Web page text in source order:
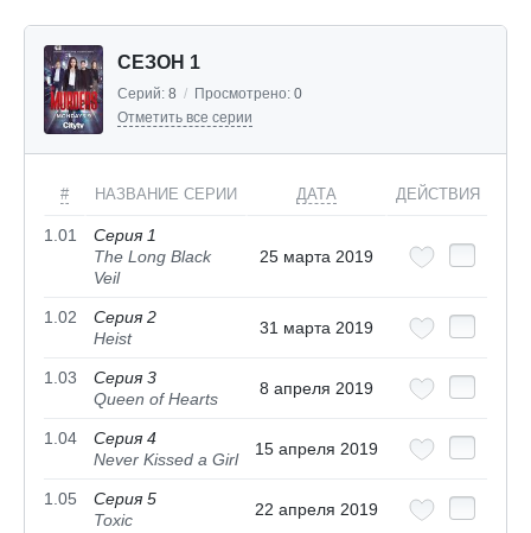
СЕЗОН 1
Серий: 8 / Просмотрено: 0
Отметить все серии
# НАЗВАНИЕ СЕРИИ ДАТА ДЕЙСТВИЯ
1.01
Серия 1
The Long Black
Veil
25 марта 2019
1.02
Серия 2
Heist
31 марта 2019
1.03
Серия 3
Queen of Hearts
8 апреля 2019
1.04
Серия 4
Never Kissed a Girl
15 апреля 2019
1.05
Серия 5
Toxic
22 апреля 2019